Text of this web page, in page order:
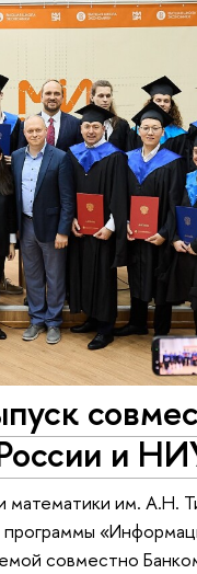
России и
математики им. А.Н.
совместно